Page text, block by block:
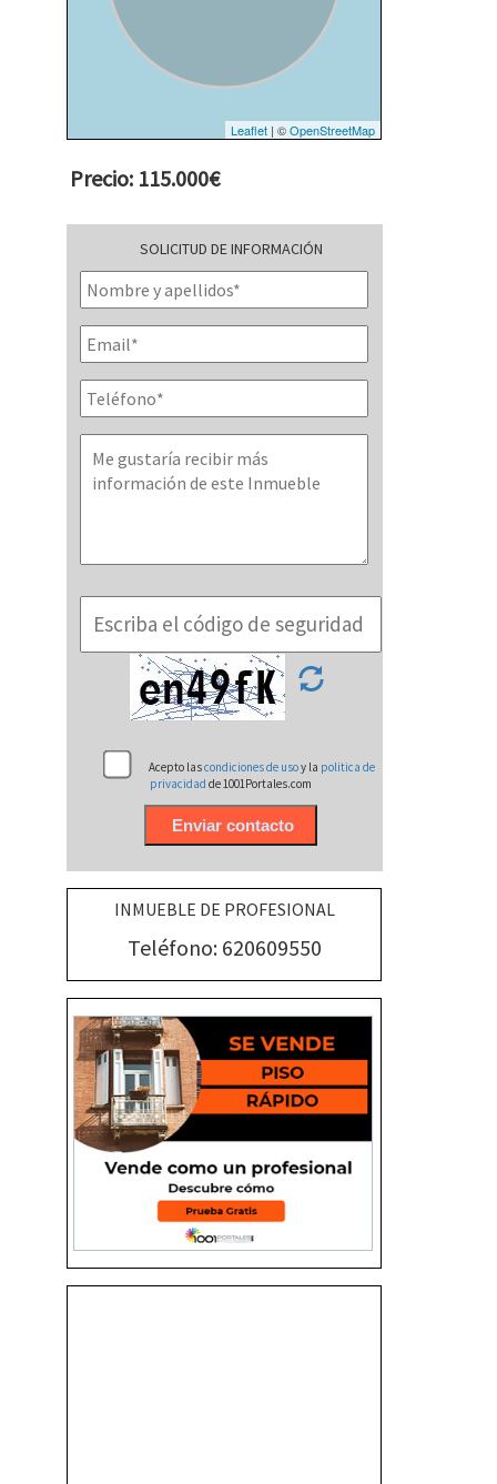
Leaflet | ©OpenStreetMap
Precio: 115.000€
SOLICITUD DE INFORMACIÓN
Acepto lascondiciones de usoy la politica de
privacidadde 1001Portales.com
INMUEBLE DE PROFESIONAL
Teléfono: 620609550